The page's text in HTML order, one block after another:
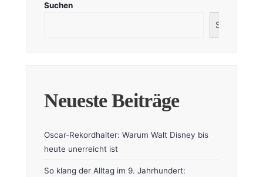
Suchen
Suchen
Neueste Beiträge
Oscar-Rekordhalter: Warum Walt Disney bis
heute unerreicht ist
So klang der Alltag im 9. Jahrhundert: